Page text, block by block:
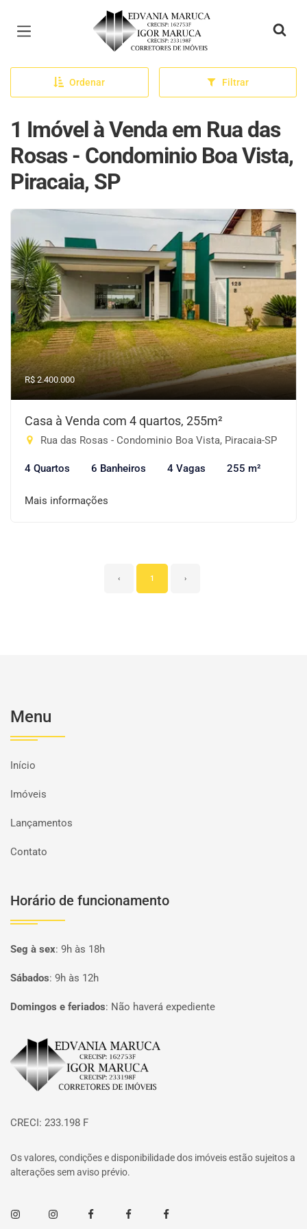
Página inicial
Ordenar Filtrar
1 Imóvel à Venda em Rua das
Rosas - Condominio Boa Vista,
Piracaia, SP
R$ 2.400.000
Casa à Venda com 4 quartos, 255m²
Rua das Rosas - Condominio Boa Vista, Piracaia-SP
4 Quartos 6 Banheiros 4 Vagas 255 m²
Mais informações
‹ 1 ›
Menu
Início
Imóveis
Lançamentos
Contato
Horário de funcionamento
Seg à sex: 9h às 18h
Sábados: 9h às 12h
Domingos e feriados: Não haverá expediente
Página inicial
CRECI: 233.198 F
Os valores, condições e disponibilidade dos imóveis estão sujeitos a
alterações sem aviso prévio.
InstagramInstagramFacebookFacebookFacebook